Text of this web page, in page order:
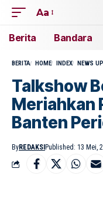
Aa
Berita Bandara
BERITA HOME INDEX NEWS
Talkshow
Meriahkan
Banten
ByREDAKSI Published: 13 Mei,